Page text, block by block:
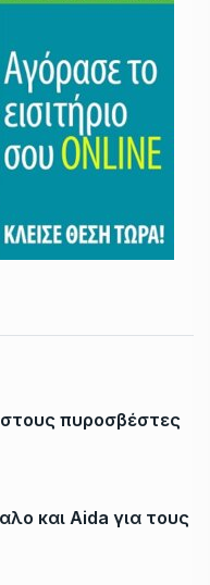
πυροσβέστες
και Aida για τους